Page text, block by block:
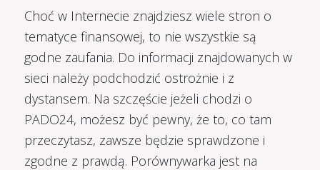
Choć w Internecie znajdziesz wiele stron o
tematyce finansowej, to nie wszystkie są
godne zaufania. Do informacji znajdowanych w
sieci należy podchodzić ostrożnie i z
dystansem. Na szczęście jeżeli chodzi o
PADO24, możesz być pewny, że to, co tam
przeczytasz, zawsze będzie sprawdzone i
zgodne z prawdą. Porównywarka jest na